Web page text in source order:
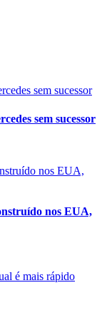
sem sucessor
nos EUA,